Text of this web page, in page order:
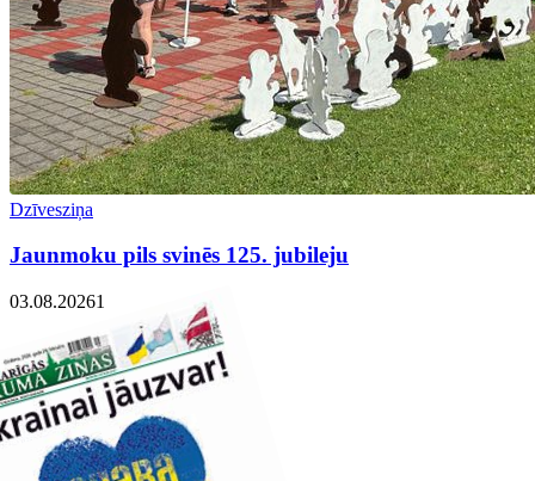
Dzīvesziņa
Jaunmoku pils svinēs 125. jubileju
03.08.20261